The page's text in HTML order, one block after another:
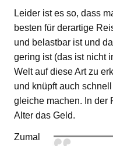
Leider ist es so, dass
besten für derartige
und belastbar ist und
gering ist (das ist nicht
Welt auf diese Art zu
und knüpft auch
gleiche machen. In der
Alter das Geld.
Zumal